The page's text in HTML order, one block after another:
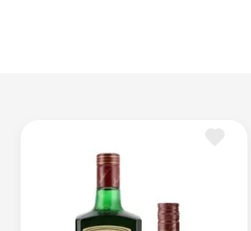
charros negros o tequila